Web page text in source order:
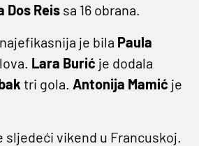
Dos Reis sa 16 obrana.
je bila Paula
Lara Burić je dodala
tri gola. Antonija Mamić je
sljedeći vikend u Francuskoj.